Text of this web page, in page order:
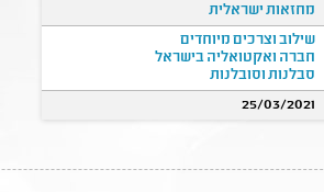
מחזאות ישראלית
שילוב וצרכים מיוחדים
חברה ואקטואליה בישראל
סבלנות וסובלנות
25/03/2021